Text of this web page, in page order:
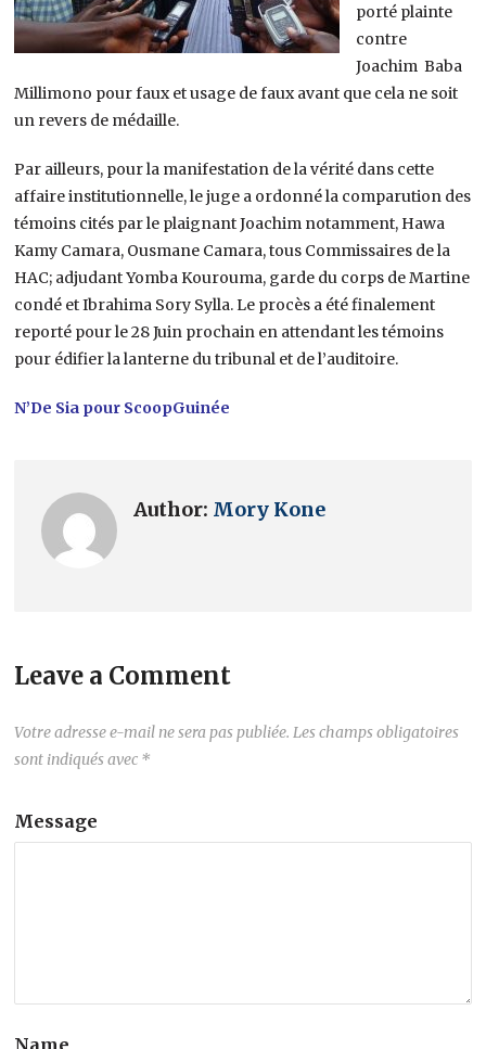
porté plainte
contre
Joachim Baba
Millimono pour faux et usage de faux avant que cela ne soit
un revers de médaille.
Par ailleurs, pour la manifestation de la vérité dans cette
affaire institutionnelle, le juge a ordonné la comparution des
témoins cités par le plaignant Joachim notamment, Hawa
Kamy Camara, Ousmane Camara, tous Commissaires de la
HAC; adjudant Yomba Kourouma, garde du corps de Martine
condé et Ibrahima Sory Sylla. Le procès a été finalement
reporté pour le 28 Juin prochain en attendant les témoins
pour édifier la lanterne du tribunal et de l’auditoire.
N’De Sia pour ScoopGuinée
Author: Mory Kone
Leave a Comment
Votre adresse e-mail ne sera pas publiée. Les champs obligatoires
sont indiqués avec *
Message
Name